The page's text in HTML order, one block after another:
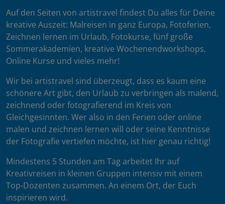
Auf den Seiten von artistravel findest Du alles für Deine
kreative Auszeit: Malreisen in ganz Europa, Fotoferien,
Zeichnen lernen im Urlaub, Fotokurse, fünf große
Sommerakademien, kreative Wochenendworkshops,
Online Kurse und vieles mehr!
Wir bei artistravel sind überzeugt, dass es kaum eine
schönere Art gibt, den Urlaub zu verbringen als malend,
zeichnend oder fotografierend im Kreis von
Gleichgesinnten. Wer also in den Ferien oder online
malen und zeichnen lernen will oder seine Kenntnisse
der Fotografie vertiefen möchte, ist hier genau richtig!
Mindestens 5 Stunden am Tag arbeitet Ihr auf
Kreativreisen in kleinen Gruppen intensiv mit einem
Top-Dozenten zusammen. An einem Ort, der Euch
inspirieren wird.